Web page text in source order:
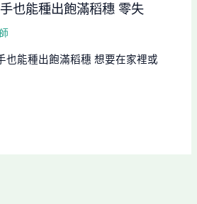
也能種出飽滿稻穗 零失
也能種出飽滿稻穗 想要在家裡或